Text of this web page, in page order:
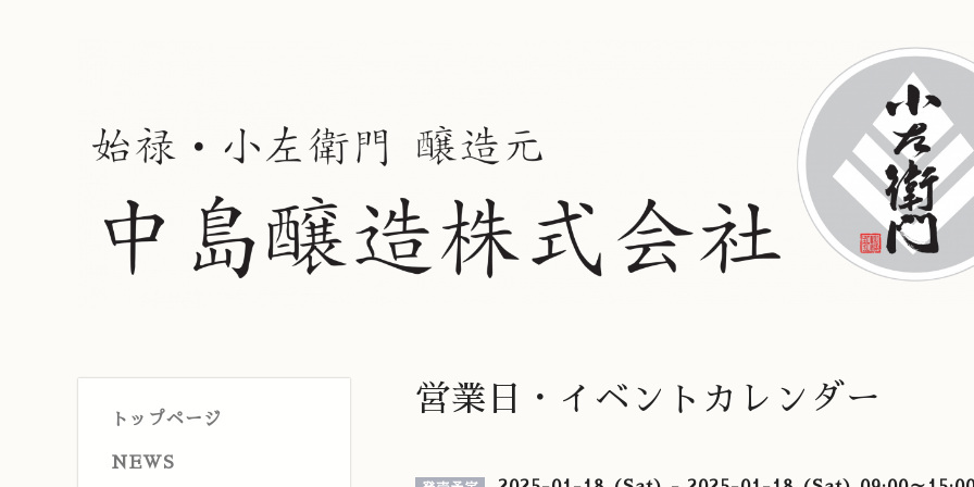
トップページ
NEWS
営業日・イベントカレンダー